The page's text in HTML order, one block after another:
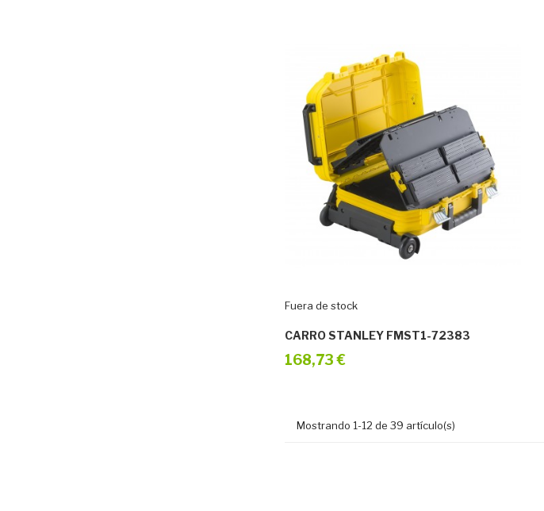
Fuera de stock
CARRO STANLEY FMST1-72383
168,73 €
Mostrando 1-12 de 39 artículo(s)